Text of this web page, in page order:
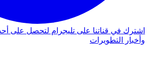
اشترك في قناتنا على تليجرام لتحصل على
وأخبار التطويرات